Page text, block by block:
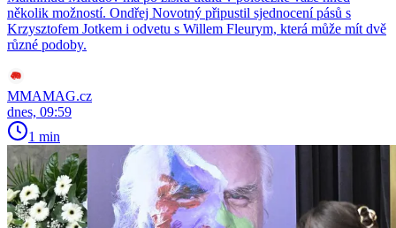
několik možností. Ondřej Novotný připustil sjednocení pásů s
Krzysztofem Jotkem i odvetu s Willem Fleurym, která může mít dvě
různé podoby.
MMAMAG.cz
dnes, 09:59
1 min